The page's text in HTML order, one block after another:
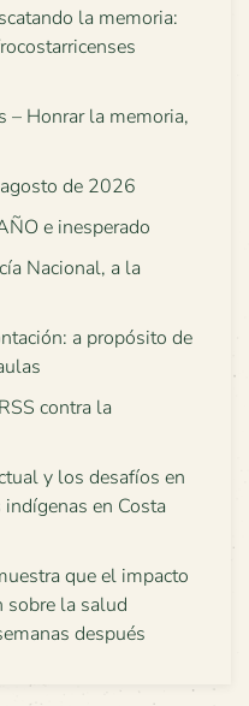
la memoria:
– Honrar la memoria,
de 2026
e inesperado
Nacional, a la
a propósito de
contra la
y los desafíos en
en Costa
que el impacto
sobre la salud
después